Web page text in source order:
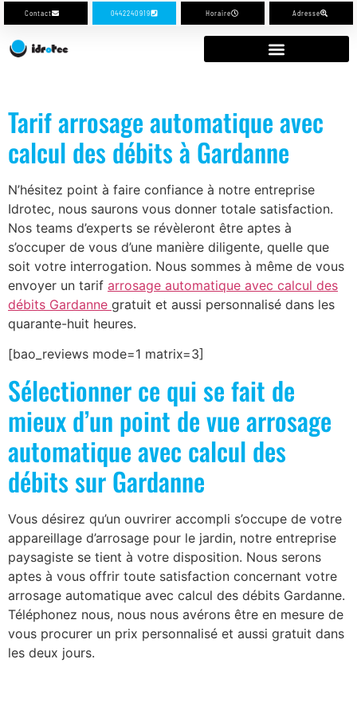
Contact 0442240919 Horaire Adresse
Tarif arrosage automatique avec
calcul des débits à Gardanne
N’hésitez point à faire confiance à notre entreprise
Idrotec, nous saurons vous donner totale satisfaction.
Nos teams d’experts se révèleront être aptes à
s’occuper de vous d’une manière diligente, quelle que
soit votre interrogation. Nous sommes à même de vous
envoyer un tarif arrosage automatique avec calcul des
débits Gardanne gratuit et aussi personnalisé dans les
quarante-huit heures.
[bao_reviews mode=1 matrix=3]
Sélectionner ce qui se fait de
mieux d’un point de vue arrosage
automatique avec calcul des
débits sur Gardanne
Vous désirez qu’un ouvrirer accompli s’occupe de votre
appareillage d’arrosage pour le jardin, notre entreprise
paysagiste se tient à votre disposition. Nous serons
aptes à vous offrir toute satisfaction concernant votre
arrosage automatique avec calcul des débits Gardanne.
Téléphonez nous, nous nous avérons être en mesure de
vous procurer un prix personnalisé et aussi gratuit dans
les deux jours.